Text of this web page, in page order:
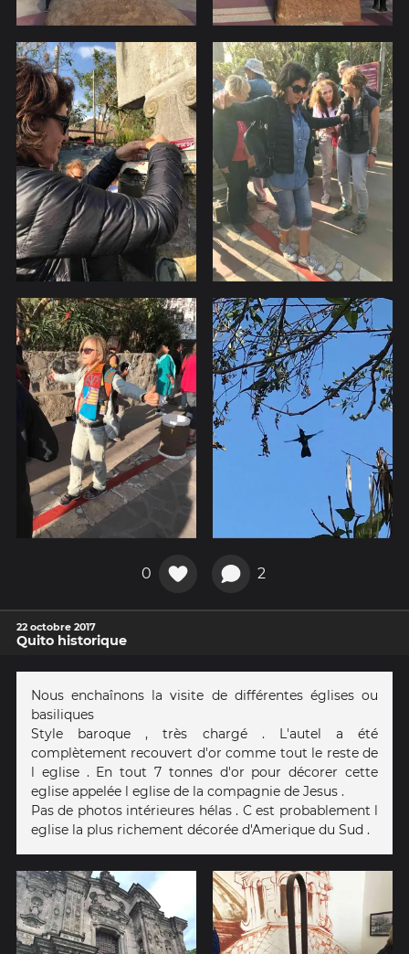
0 2
22 octobre 2017
Quito historique
Nous enchaînons la visite de différentes églises ou
basiliques
Style baroque , très chargé . L'autel a été
complètement recouvert d'or comme tout le reste de
l eglise . En tout 7 tonnes d'or pour décorer cette
eglise appelée l eglise de la compagnie de Jesus .
Pas de photos intérieures hélas . C est probablement l
eglise la plus richement décorée d'Amerique du Sud .